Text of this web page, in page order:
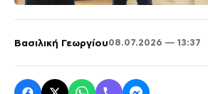
Βασιλική Γεωργίου08.07.2026 — 13:37